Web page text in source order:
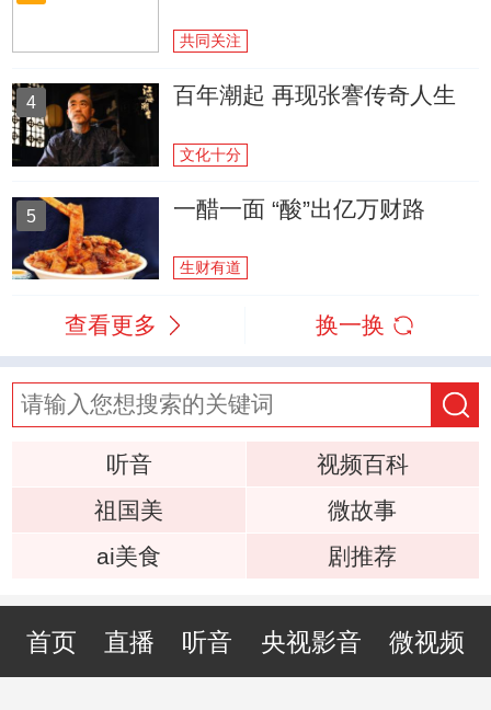
共同关注
4 百年潮起 再现张謇传奇人生
文化十分
5 一醋一面 “酸”出亿万财路
生财有道
查看更多 换一换
听音
视频百科
祖国美
微故事
ai美食
剧推荐
首页 直播 听音 央视影音 微视频